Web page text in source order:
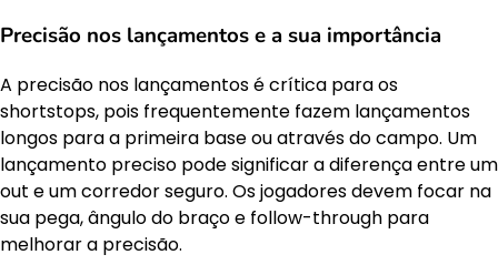
Precisão nos lançamentos e a sua importância
A precisão nos lançamentos é crítica para os
shortstops, pois frequentemente fazem lançamentos
longos para a primeira base ou através do campo. Um
lançamento preciso pode significar a diferença entre um
out e um corredor seguro. Os jogadores devem focar na
sua pega, ângulo do braço e follow-through para
melhorar a precisão.